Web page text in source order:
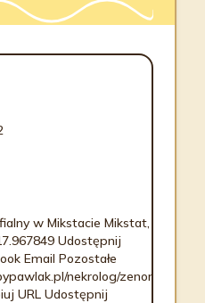
w Mikstacie Mikstat,
Udostępnij
Email Pozostałe
nekrolog/zenon-
URL Udostępnij